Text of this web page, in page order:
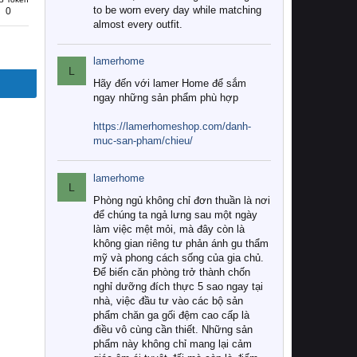
0
to be worn every day while matching
almost every outfit.
L
lamerhome
Hãy đến với lamer Home để sắm
ngay những sản phẩm phù hợp
https://lamerhomeshop.com/danh-
muc-san-pham/chieu/
L
lamerhome
Phòng ngủ không chỉ đơn thuần là nơi
để chúng ta ngả lưng sau một ngày
làm việc mệt mỏi, mà đây còn là
không gian riêng tư phản ánh gu thẩm
mỹ và phong cách sống của gia chủ.
Để biến căn phòng trở thành chốn
nghỉ dưỡng đích thực 5 sao ngay tại
nhà, việc đầu tư vào các bộ sản
phẩm chăn ga gối đệm cao cấp là
điều vô cùng cần thiết. Những sản
phẩm này không chỉ mang lại cảm